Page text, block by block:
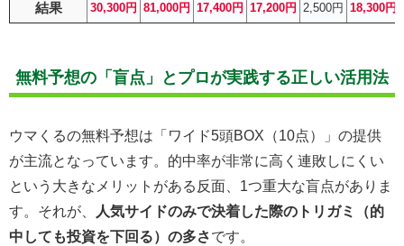
結果 30,300円 81,000円 17,400円 17,200円 2,500円 18,300円
無料予想の「盲点」とプロが実践する正しい活用法
ウマくるの無料予想は「ワイド5頭BOX（10点）」の提供
が主流となっています。的中率が非常に高く連敗しにくい
という大きなメリットがある反面、1つ重大な盲点がありま
す。それが、
人気サイドのみで決着した際のトリガミ（的
中しても投資を下回る）の多さです。